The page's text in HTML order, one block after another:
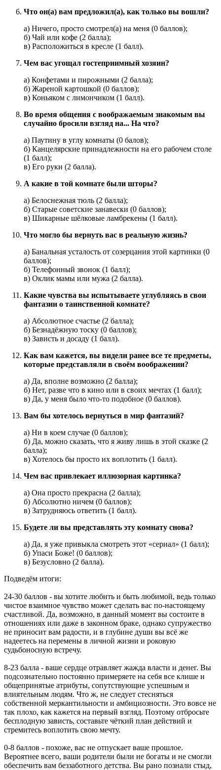
Что он(а) вам предложил(а), как только вы вошли?
а) Ничего, просто смотрел(а) на меня (0 баллов);
б) Чай или кофе (2 балла);
в) Расположиться в кресле (1 балл).
Чем вас угощал гостеприимный хозяин?
а) Конфетами и пирожными (2 балла);
б) Жареной картошкой (0 баллов);
в) Коньяком с лимончиком (1 балл).
Во время общения с воображаемым знакомым вы
случайно бросили взгляд на... На что?
а) Паутину в углу комнаты (0 балов);
б) Канцелярские принадлежности на его рабочем столе
(1 балл);
в) Его руки (2 балла).
А какие в той комнате были шторы?
а) Белоснежная тюль (2 балла);
б) Старые советские занавески (0 баллов);
в) Шикарные шёлковые ламбрекены (1 балл).
Что могло бы вернуть вас в реальную жизнь?
а) Банальная усталость от созерцания этой картинки (0
баллов);
б) Телефонный звонок (1 балл);
в) Оклик мамы или мужа (2 балла).
Какие чувства вы испытываете углубляясь в свои
фантазии о таинственной комнате?
а) Абсолютное счастье (2 балла);
б) Безнадёжную тоску (0 баллов);
в) Зависть и досаду (1 балл).
Как вам кажется, вы видели ранее все те предметы,
которые представляли в своём воображении?
а) Да, вполне возможно (2 балла);
б) Нет, разве что в кино или в своих мечтах (1 балл);
в) Да, у меня было что-то подобное (0 баллов).
Вам бы хотелось вернуться в мир фантазий?
а) Ни в коем случае (0 баллов);
б) Да, можно сказать, что я живу лишь в этой сказке (2
балла);
в) Хотелось бы просто их воплотить (1 балл).
Чем вас привлекает иллюзорная картинка?
а) Она просто прекрасна (2 балла);
б) Абсолютно ничем (0 баллов);
в) Затрудняюсь ответить (1 балл).
Будете ли вы представлять эту комнату снова?
а) Да, я уже привыкла смотреть этот «сериал» (1 балл);
б) Упаси Боже! (0 баллов);
в) Безусловно (2 балла).
Подведём итоги:
24-30 баллов - вы хотите любить и быть любимой, ведь только
чистое взаимное чувство может сделать вас по-настоящему
счастливой. Да, возможно, в данный момент вы состоите в
отношениях или даже в законном браке, однако супружество
не приносит вам радости, и в глубине души вы всё же
надеетесь на перемены в личной жизни и роковую
судьбоносную встречу.
8-23 балла - ваше сердце отравляет жажда власти и денег. Вы
подсознательно постоянно примеряете на себя все клише и
общепринятые атрибуты, сопутствующие успешным и
влиятельным людям. Что ж, не следует стесняться
собственной меркантильности и амбициозности. Это вовсе не
так плохо, как кажется на первый взгляд. Поэтому отбросьте
бесплодную зависть, составьте чёткий план действий и
стремитесь воплотить свою мечту.
0-8 баллов - похоже, вас не отпускает ваше прошлое.
Вероятнее всего, ваши родители были не богаты и не смогли
обеспечить вам беззаботного детства. Вы рано познали стыд,